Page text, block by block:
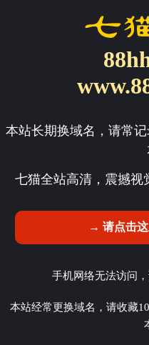
本站长期换域名，请常
七猫全站高清，震撼视
→ 请点击
手机网络无法访问
本站经常更换域名，请收藏